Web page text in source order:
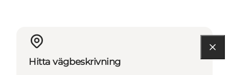
Hitta vägbeskrivning